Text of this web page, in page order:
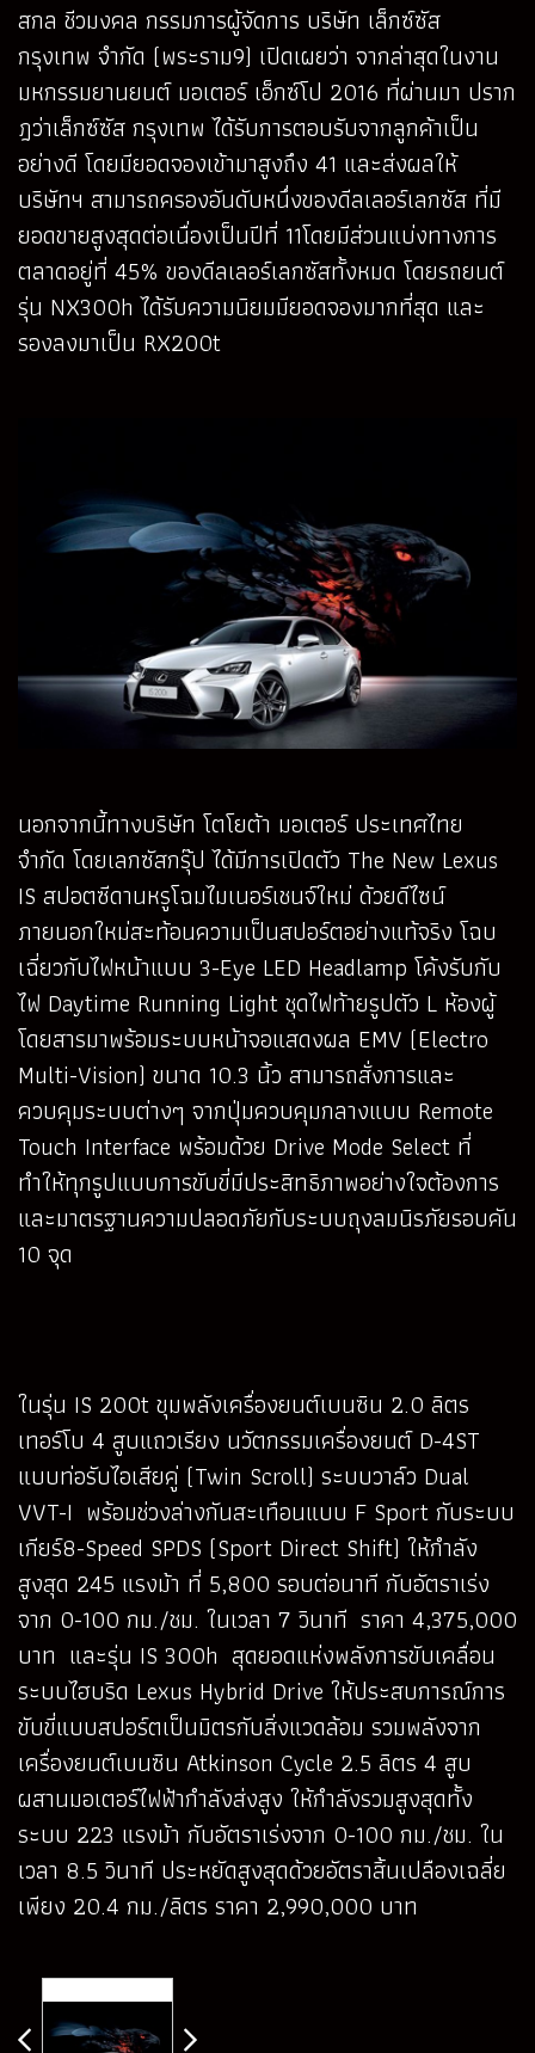
สกล ชีวมงคล กรรมการผู้จัดการ บริษัท เล็กซ์ซัส
กรุงเทพ จำกัด (พระราม9) เปิดเผยว่า จากล่าสุดในงาน
มหกรรมยานยนต์ มอเตอร์ เอ็กซ์โป 2016 ที่ผ่านมา ปราก
ฎว่าเล็กซ์ซัส กรุงเทพ ได้รับการตอบรับจากลูกค้าเป็น
อย่างดี โดยมียอดจองเข้ามาสูงถึง 41 และส่งผลให้
บริษัทฯ สามารถครองอันดับหนึ่งของดีลเลอร์เลกซัส ที่มี
ยอดขายสูงสุดต่อเนื่องเป็นปีที่ 11โดยมีส่วนแบ่งทางการ
ตลาดอยู่ที่ 45% ของดีลเลอร์เลกซัสทั้งหมด โดยรถยนต์
รุ่น NX300h ได้รับความนิยมมียอดจองมากที่สุด และ
รองลงมาเป็น RX200t
นอกจากนี้ทางบริษัท โตโยต้า มอเตอร์ ประเทศไทย
จำกัด โดยเลกซัสกรุ๊ป ได้มีการเปิดตัว The New Lexus
IS สปอตซีดานหรูโฉมไมเนอร์เชนจ์ใหม่ ด้วยดีไซน์
ภายนอกใหม่สะท้อนความเป็นสปอร์ตอย่างแท้จริง โฉบ
เฉี่ยวกับไฟหน้าแบบ 3-Eye LED Headlamp โค้งรับกับ
ไฟ Daytime Running Light ชุดไฟท้ายรูปตัว L ห้องผู้
โดยสารมาพร้อมระบบหน้าจอแสดงผล EMV (Electro
Multi-Vision) ขนาด 10.3 นิ้ว สามารถสั่งการและ
ควบคุมระบบต่างๆ จากปุ่มควบคุมกลางแบบ Remote
Touch Interface พร้อมด้วย Drive Mode Select ที่
ทำให้ทุกรูปแบบการขับขี่มีประสิทธิภาพอย่างใจต้องการ
และมาตรฐานความปลอดภัยกับระบบถุงลมนิรภัยรอบคัน
10 จุด
ในรุ่น IS 200t ขุมพลังเครื่องยนต์เบนซิน 2.0 ลิตร
เทอร์โบ 4 สูบแถวเรียง นวัตกรรมเครื่องยนต์ D-4ST
แบบท่อรับไอเสียคู่ (Twin Scroll) ระบบวาล์ว Dual
VVT-I พร้อมช่วงล่างกันสะเทือนแบบ F Sport กับระบบ
เกียร์8-Speed SPDS (Sport Direct Shift) ให้กำลัง
สูงสุด 245 แรงม้า ที่ 5,800 รอบต่อนาที กับอัตราเร่ง
จาก 0-100 กม./ชม. ในเวลา 7 วินาที ราคา 4,375,000
บาท และรุ่น IS 300h สุดยอดแห่งพลังการขับเคลื่อน
ระบบไฮบริด Lexus Hybrid Drive ให้ประสบการณ์การ
ขับขี่แบบสปอร์ตเป็นมิตรกับสิ่งแวดล้อม รวมพลังจาก
เครื่องยนต์เบนซิน Atkinson Cycle 2.5 ลิตร 4 สูบ
ผสานมอเตอร์ไฟฟ้ากำลังส่งสูง ให้กำลังรวมสูงสุดทั้ง
ระบบ 223 แรงม้า กับอัตราเร่งจาก 0-100 กม./ชม. ใน
เวลา 8.5 วินาที ประหยัดสูงสุดด้วยอัตราสิ้นเปลืองเฉลี่ย
เพียง 20.4 กม./ลิตร ราคา 2,990,000 บาท